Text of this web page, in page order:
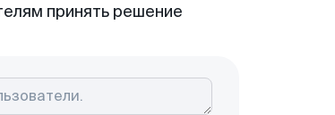
принять решение